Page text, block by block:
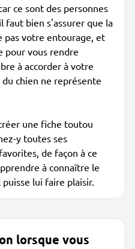
ce sont des personnes
faut bien s'assurer que la
pas votre entourage, et
pour vous rendre
à accorder à votre
du chien ne représente
une fiche toutou
y toutes ses
de façon à ce
à connaître le
lui faire plaisir.
lorsque vous